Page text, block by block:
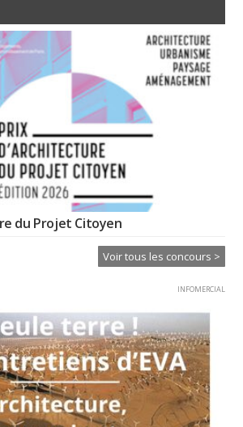
du Projet Citoyen
Voir tous les concours >
INFOMERCIAL